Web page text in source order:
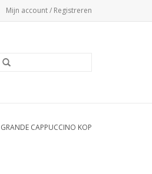
Mijn account / Registreren
GRANDE CAPPUCCINO KOP